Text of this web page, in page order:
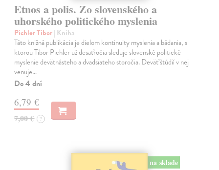
Etnos a polis. Zo slovenského a
uhorského politického myslenia
Pichler Tibor| Kniha
Táto knižná publikácia je dielom kontinuity myslenia a bádania, s
ktorou Tibor Pichler už desaťročia sleduje slovenské politické
myslenie devätnásteho a dvadsiateho storočia. Deväť štúdií v nej
venuje…
Do 4 dní
6,79 €
7,00 € ?
na sklade